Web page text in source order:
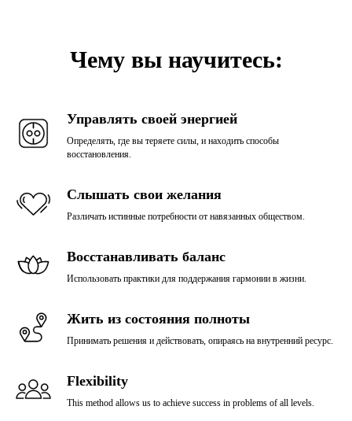
Чему вы научитесь:
Управлять своей энергией
Определять, где вы теряете силы, и находить способы
восстановления.
Слышать свои желания
Различать истинные потребности от навязанных обществом.
Восстанавливать баланс
Использовать практики для поддержания гармонии в жизни.
Жить из состояния полноты
Принимать решения и действовать, опираясь на внутренний ресурс.
Flexibility
This method allows us to achieve success in problems of all levels.